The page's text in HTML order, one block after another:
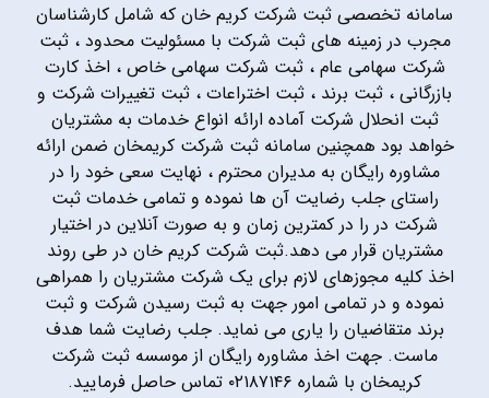
سامانه تخصصی ثبت شرکت کریم خان که شامل کارشناسان
مجرب در زمینه های ثبت شرکت با مسئولیت محدود ، ثبت
شرکت سهامی عام ، ثبت شرکت سهامی خاص ، اخذ کارت
بازرگانی ، ثبت برند ، ثبت اختراعات ، ثبت تغییرات شرکت و
ثبت انحلال شرکت آماده ارائه انواع خدمات به مشتریان
خواهد بود همچنین سامانه ثبت شرکت کریمخان ضمن ارائه
مشاوره رایگان به مدیران محترم ، نهایت سعی خود را در
راستای جلب رضایت آن ها نموده و تمامی خدمات ثبت
شرکت در را در کمترین زمان و به صورت آنلاین در اختیار
مشتریان قرار می دهد.ثبت شرکت کریم خان در طی روند
اخذ کلیه مجوزهای لازم برای یک شرکت مشتریان را همراهی
نموده و در تمامی امور جهت به ثبت رسیدن شرکت و ثبت
برند متقاضیان را یاری می نماید. جلب رضایت شما هدف
ماست. جهت اخذ مشاوره رایگان از موسسه ثبت شرکت
کریمخان با شماره ۰۲۱۸۷۱۴۶ تماس حاصل فرمایید.